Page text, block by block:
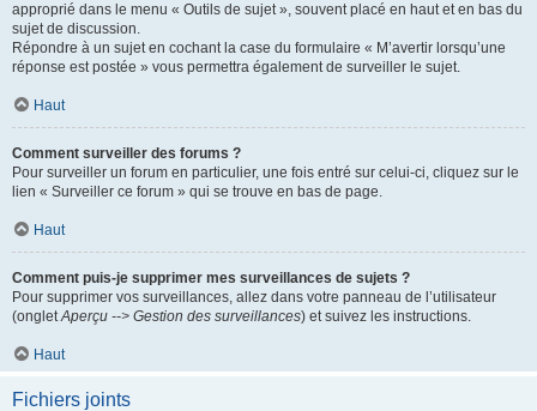
approprié dans le menu « Outils de sujet », souvent placé en haut et en bas du
sujet de discussion.
Répondre à un sujet en cochant la case du formulaire « M’avertir lorsqu’une
réponse est postée » vous permettra également de surveiller le sujet.
Haut
Comment surveiller des forums ?
Pour surveiller un forum en particulier, une fois entré sur celui-ci, cliquez sur le
lien « Surveiller ce forum » qui se trouve en bas de page.
Haut
Comment puis-je supprimer mes surveillances de sujets ?
Pour supprimer vos surveillances, allez dans votre panneau de l’utilisateur
(ongletAperçu --> Gestion des surveillances) et suivez les instructions.
Haut
Fichiers joints